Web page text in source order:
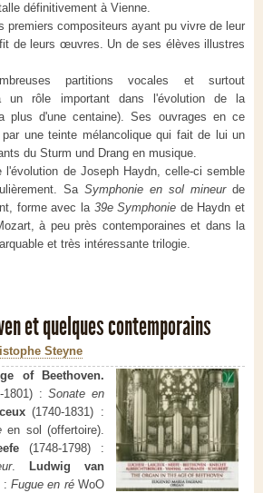
définitivement à Vienne.
premiers compositeurs ayant pu vivre de leur
de leurs œuvres. Un de ses élèves illustres
partitions vocales et surtout
un rôle important dans l'évolution de la
plus d'une centaine). Ses ouvrages en ce
une teinte mélancolique qui fait de lui un
du Sturm und Drang en musique.
l'évolution de Joseph Haydn, celle-ci semble
Sa Symphonie en sol mineurde
forme avec la 39e Symphonie de Haydn et
à peu près contemporaines et dans la
et très intéressante trilogie.
et quelques contemporains
Steyne
of Beethoven.
1801) :Sonate en
(1740-1831) :
en sol (offertoire).
(1748-1798) :
.
Ludwig van
: Fugue en réWoO